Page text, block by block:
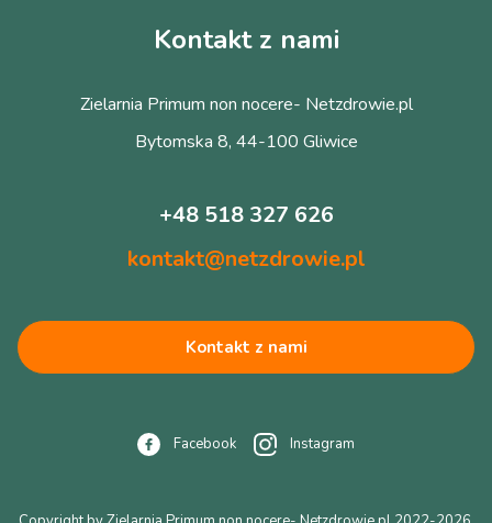
Kontakt z nami
Zielarnia Primum non nocere- Netzdrowie.pl
Bytomska 8, 44-100 Gliwice
+48 518 327 626
kontakt@netzdrowie.pl
Kontakt z nami
Facebook Instagram